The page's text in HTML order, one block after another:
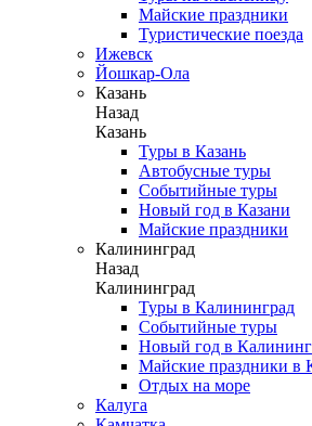
Майские праздники
Туристические поезда
Ижевск
Йошкар-Ола
Казань
Назад
Казань
Туры в Казань
Автобусные туры
Событийные туры
Новый год в Казани
Майские праздники
Калининград
Назад
Калининград
Туры в Калининград
Событийные туры
Новый год в
Майские праздники в
Отдых на море
Калуга